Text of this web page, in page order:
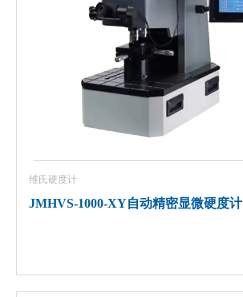
维氏硬度计
JMHVS-1000-XY自动精密显微硬度计